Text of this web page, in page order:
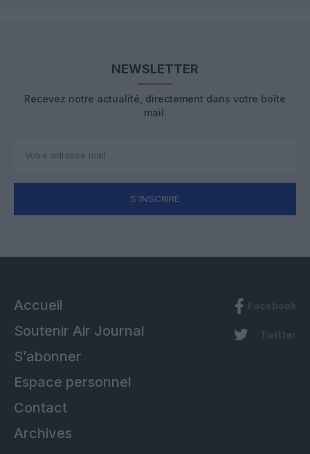
NEWSLETTER
Recevez notre actualité, directement dans votre boîte
mail.
S'INSCRIRE
Accueil
Soutenir Air Journal
S’abonner
Espace personnel
Contact
Archives